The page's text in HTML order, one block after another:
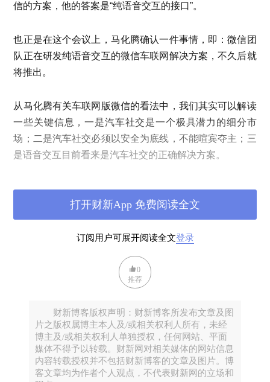
信的方案，他的答案是“纯语音交互的接口”。
也正是在这个会议上，马化腾确认一件事情，即：微信团
队正在研发纯语音交互的微信车联网解决方案，不久后就
将推出。
从马化腾有关车联网版微信的看法中，我们其实可以解读
一些关键信息，一是汽车社交是一个极具潜力的细分市
场；二是汽车社交必须以安全为底线，不能喧宾夺主；三
是语音交互目前看来是汽车社交的正确解决方案。
汽车社交，“吃螃蟹”的人来了
马化腾为何要做汽车社交？我认为主要还是看重汽车社交
市场的巨大潜在商业价值。我们来看一组基本数据：公安
部数据显示，截至2017年底，中国机动车保有量达3.10亿
辆，其中汽车2.17亿辆；机动车驾驶人达3.85亿人，其中
订阅用户可展开阅读全文登录
打开财新App 免费阅读全文
0
推荐
财新博客版权声明：财新博客所发布文章及图
片之版权属博主本人及/或相关权利人所有，未经
博主及/或相关权利人单独授权，任何网站、平面
媒体不得予以转载。财新网对相关媒体的网站信息
内容转载授权并不包括财新博客的文章及图片。博
客文章均为作者个人观点，不代表财新网的立场和